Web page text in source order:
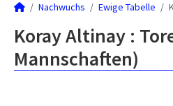
Nachwuchs Ewige Tabelle
Koray Altinay :
Mannschaften)